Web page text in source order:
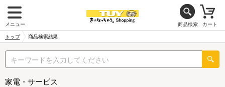
メニュー 商品検索 カート
トップ 商品検索結果
家電・サービス